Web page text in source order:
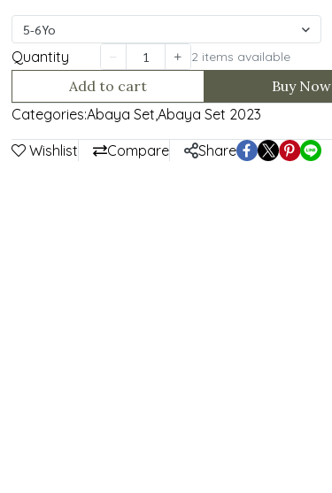
5-6Yo
Quantity 2 items available
Add to cart
Buy Now
Categories:Abaya Set,Abaya Set 2023
Wishlist Compare Share